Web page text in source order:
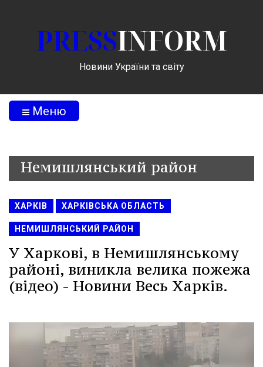
PRESSINFORM
Новини України та світу
Меню
Немишлянський район
ХАРКІВ ХАРКІВСЬКА ОБЛАСТЬ
НЕМИШЛЯНСЬКИЙ РАЙОН
У Харкові, в Немишлянському
районі, виникла велика пожежа
(відео) - Новини Весь Харків.